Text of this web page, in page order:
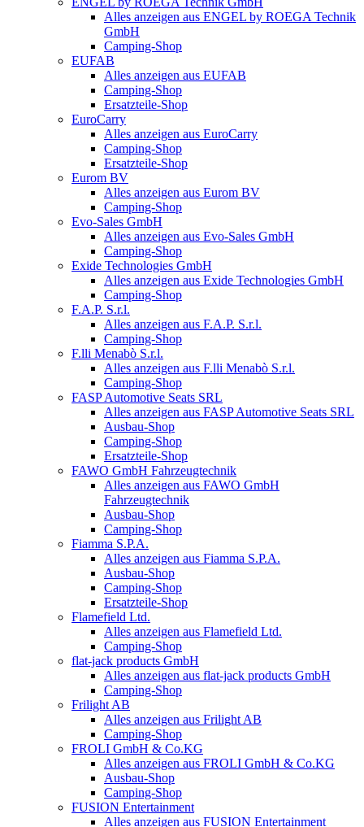
Alles anzeigen aus ENGEL by ROEGA Technik
GmbH
Camping-Shop
EUFAB
Alles anzeigen aus EUFAB
Camping-Shop
Ersatzteile-Shop
EuroCarry
Alles anzeigen aus EuroCarry
Camping-Shop
Ersatzteile-Shop
Eurom BV
Alles anzeigen aus Eurom BV
Camping-Shop
Evo-Sales GmbH
Alles anzeigen aus Evo-Sales GmbH
Camping-Shop
Exide Technologies GmbH
Alles anzeigen aus Exide Technologies GmbH
Camping-Shop
F.A.P. S.r.l.
Alles anzeigen aus F.A.P. S.r.l.
Camping-Shop
F.lli Menabò S.r.l.
Alles anzeigen aus F.lli Menabò S.r.l.
Camping-Shop
FASP Automotive Seats SRL
Alles anzeigen aus FASP Automotive Seats SRL
Ausbau-Shop
Camping-Shop
Ersatzteile-Shop
FAWO GmbH Fahrzeugtechnik
Alles anzeigen aus FAWO GmbH
Fahrzeugtechnik
Ausbau-Shop
Camping-Shop
Fiamma S.P.A.
Alles anzeigen aus Fiamma S.P.A.
Ausbau-Shop
Camping-Shop
Ersatzteile-Shop
Flamefield Ltd.
Alles anzeigen aus Flamefield Ltd.
Camping-Shop
flat-jack products GmbH
Alles anzeigen aus flat-jack products GmbH
Camping-Shop
Frilight AB
Alles anzeigen aus Frilight AB
Camping-Shop
FROLI GmbH & Co.KG
Alles anzeigen aus FROLI GmbH & Co.KG
Ausbau-Shop
Camping-Shop
FUSION Entertainment
Alles anzeigen aus FUSION Entertainment